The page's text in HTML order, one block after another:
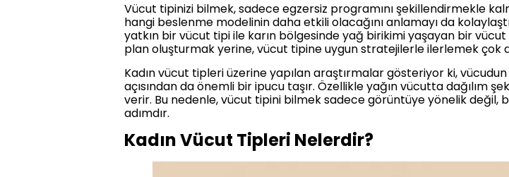
Vücut tipinizi bilmek, sadece egzersiz programını şekillendirmekle
hangi beslenme modelinin daha etkili olacağını anlamayı da
yatkın bir vücut tipi ile karın bölgesinde yağ birikimi yaşayan bir
plan oluşturmak yerine, vücut tipine uygun stratejilerle ilerlemek çok
Kadın vücut tipleri üzerine yapılan araştırmalar gösteriyor ki,
açısından da önemli bir ipucu taşır. Özellikle yağın vücutta dağılım
verir. Bu nedenle, vücut tipini bilmek sadece görüntüye yönelik değil,
adımdır.
Kadın Vücut Tipleri Nelerdir?